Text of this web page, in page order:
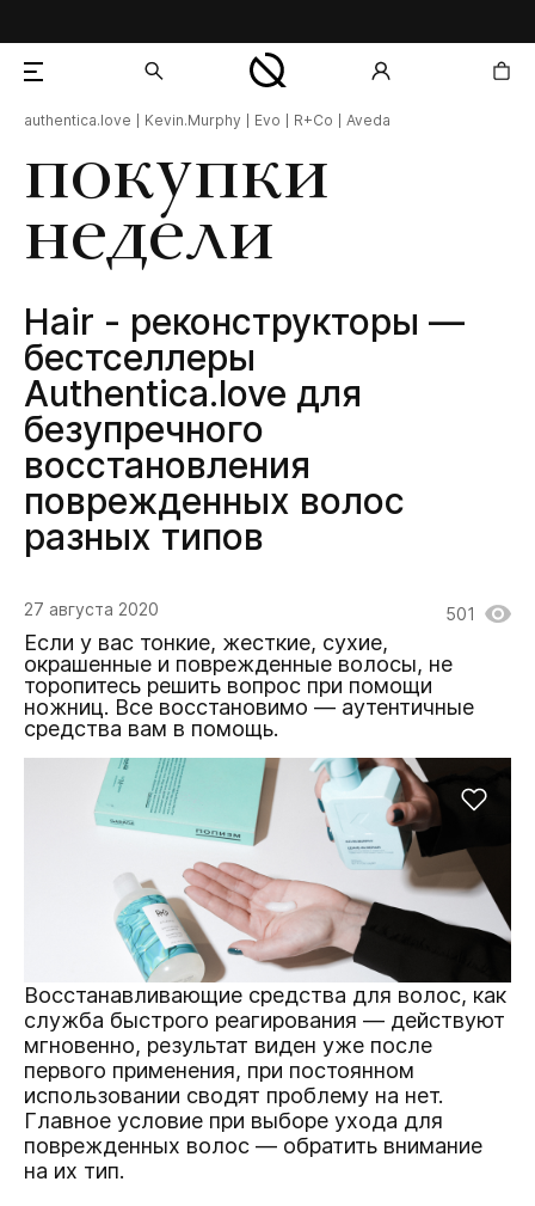
покупки
недели
Hair - реконструкторы —
бестселлеры
Authentica.love для
безупречного
восстановления
поврежденных волос
разных типов
authentica.love Kevin.Murphy Evo R+Co Aveda
27 августа 2020 501
Если у вас тонкие, жесткие, сухие,
окрашенные и поврежденные волосы, не
торопитесь решить вопрос при помощи
ножниц. Все восстановимо — аутентичные
средства вам в помощь.
Восстанавливающие средства для волос, как
служба быстрого реагирования — действуют
мгновенно, результат виден уже после
первого применения, при постоянном
использовании сводят проблему на нет.
Главное условие при выборе ухода для
поврежденных волос — обратить внимание
на их тип.